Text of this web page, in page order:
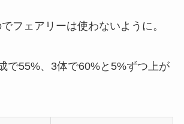
フェアリーは使わないように。
で55%、3体で60%と5%ずつ上が